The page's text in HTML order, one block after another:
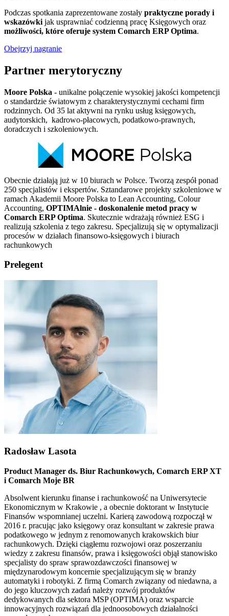
Podczas spotkania zaprezentowane zostały praktyczne porady i
wskazówki jak usprawniać codzienną pracę Księgowych oraz
możliwości, które oferuje system Comarch ERP Optima.
Obejrzyj nagranie
Partner merytoryczny
Moore Polska - unikalne połączenie wysokiej jakości kompetencji
o standardzie światowym z charakterystycznymi cechami firm
rodzinnych. Od 35 lat aktywni na rynku usług księgowych,
audytorskich, kadrowo-płacowych, podatkowo-prawnych,
doradczych i szkoleniowych.
Obecnie działają już w 10 biurach w Polsce. Tworzą zespół ponad
250 specjalistów i ekspertów. Sztandarowe projekty szkoleniowe w
ramach Akademii Moore Polska to Lean Accounting, Colour
Accounting, OPTIMAlnie - doskonalenie metod pracy w
Comarch ERP Optima. Skutecznie wdrażają również ESG i
realizują szkolenia z tego zakresu. Specjalizują się w optymalizacji
procesów w działach finansowo-księgowych i biurach
rachunkowych
Prelegent
Radosław Lasota
Product Manager ds. Biur Rachunkowych, Comarch ERP XT
i Comarch Moje BR
Absolwent kierunku finanse i rachunkowość na Uniwersytecie
Ekonomicznym w Krakowie , a obecnie doktorant w Instytucie
Finansów wspomnianej uczelni. Karierą zawodową rozpoczął w
2016 r. pracując jako księgowy oraz konsultant w zakresie prawa
podatkowego w jednym z renomowanych krakowskich biur
rachunkowych. Dzięki ciągłemu rozwojowi oraz poszerzaniu
wiedzy z zakresu finansów, prawa i księgowości objął stanowisko
specjalisty do spraw sprawozdawczości finansowej w
międzynarodowym koncernie specjalizującym się w branży
automatyki i robotyki. Z firmą Comarch związany od niedawna, a
do jego kluczowych zadań należy rozwój produktów
dedykowanych dla sektora MSP (OPTIMA) oraz wsparcie
innowacyjnych rozwiązań dla jednoosobowych działalności